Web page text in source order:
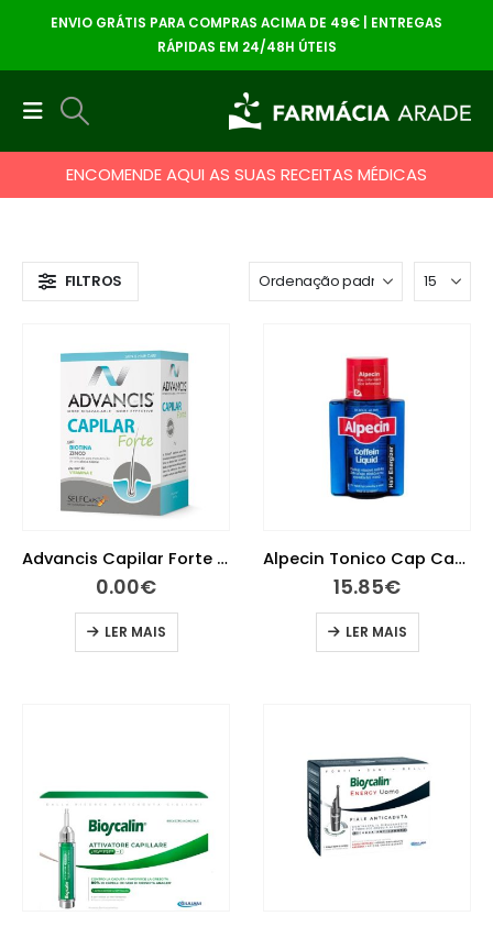
ENVIO GRÁTIS PARA COMPRAS ACIMA DE 49€ | ENTREGAS
RÁPIDAS EM 24/48H ÚTEIS
ENCOMENDE AQUI AS SUAS RECEITAS MÉDICAS
FILTROS
Advancis Capilar Forte 60 Cápsulas
0.00€
LER MAIS
Alpecin Tonico Cap Cafeina 200ml
15.85€
LER MAIS